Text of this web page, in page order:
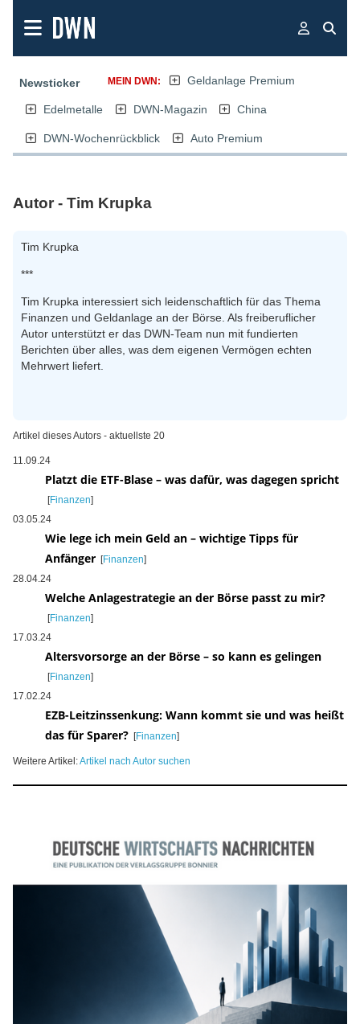
Newsticker MEIN DWN: Geldanlage Premium
Edelmetalle DWN-Magazin China
DWN-Wochenrückblick Auto Premium
Autor - Tim Krupka
Tim Krupka
***
Tim Krupka interessiert sich leidenschaftlich für das Thema
Finanzen und Geldanlage an der Börse. Als freiberuflicher
Autor unterstützt er das DWN-Team nun mit fundierten
Berichten über alles, was dem eigenen Vermögen echten
Mehrwert liefert.
Artikel dieses Autors - aktuellste 20
11.09.24
Platzt die ETF-Blase – was dafür, was dagegen spricht
[Finanzen]
03.05.24
Wie lege ich mein Geld an – wichtige Tipps für
Anfänger [Finanzen]
28.04.24
Welche Anlagestrategie an der Börse passt zu mir?
[Finanzen]
17.03.24
Altersvorsorge an der Börse – so kann es gelingen
[Finanzen]
17.02.24
EZB-Leitzinssenkung: Wann kommt sie und was heißt
das für Sparer? [Finanzen]
Weitere Artikel:Artikel nach Autor suchen